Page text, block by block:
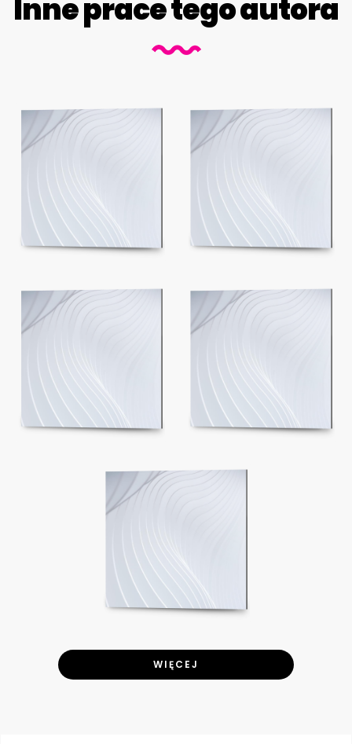
Inne prace tego autora
WIĘCEJ